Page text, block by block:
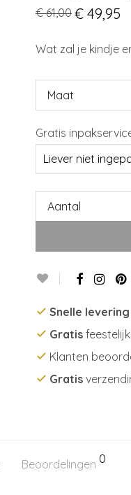
€61,00 Original
price
€ 61,00.
€ 49,95
€
Wat zal je kindje
Maat
Gratis
Aantal
Snelle levering
Gratis
Klanten
Gratis
Beoordelingen 0